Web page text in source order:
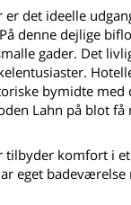
det ideelle
denne dejlige
gader. Det
bymidte
Lahn på blot få
tilbyder komfort i
eget